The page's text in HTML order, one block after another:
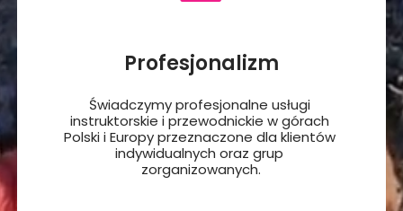
Profesjonalizm
Świadczymy profesjonalne usługi
instruktorskie i przewodnickie w górach
Polski i Europy przeznaczone dla klientów
indywidualnych oraz grup
zorganizowanych.